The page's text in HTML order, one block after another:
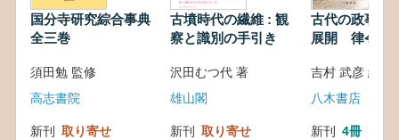
国分寺研究綜合事典
全三巻
須田勉 監修
高志書院
新刊 取り寄せ
古墳時代の繊維 : 観
察と識別の手引き
沢田むつ代 著
雄山閣
新刊 取り寄せ
古代の政事と
展開 律令・
吉村 武彦 編集
八木書店
新刊 4冊